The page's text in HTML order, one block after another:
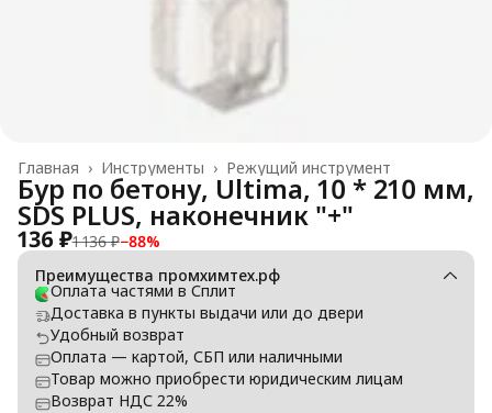
Режущий инструмент
Инструменты ›
Главная ›
Бур по бетону, Ultima, 10 * 210 мм,
SDS PLUS, наконечник "+"
136 ₽1 136 ₽−88%
Преимущества промхимтех.рф
Оплата частями в Сплит
Доставка в пункты выдачи или до двери
Удобный возврат
Оплата — картой, СБП или наличными
Товар можно приобрести юридическим лицам
Возврат НДС 22%